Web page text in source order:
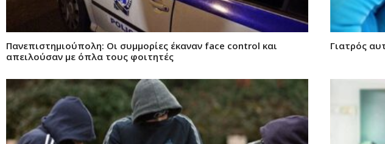
Πανεπιστημιούπολη: Οι συμμορίες έκαναν face control και
απειλούσαν με όπλα τους φοιτητές
Γιατρός